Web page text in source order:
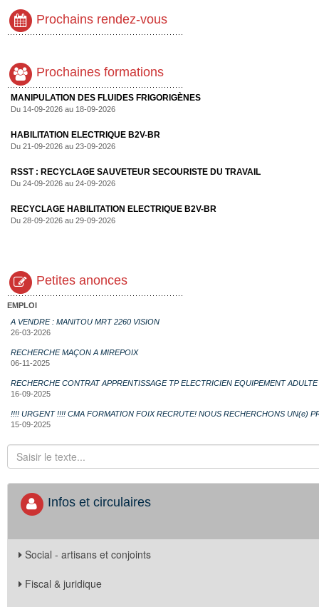
Prochains rendez-vous
Prochaines formations
MANIPULATION DES FLUIDES FRIGORIGÈNES
Du 14-09-2026 au 18-09-2026
HABILITATION ELECTRIQUE B2V-BR
Du 21-09-2026 au 23-09-2026
RSST : RECYCLAGE SAUVETEUR SECOURISTE DU TRAVAIL
Du 24-09-2026 au 24-09-2026
RECYCLAGE HABILITATION ELECTRIQUE B2V-BR
Du 28-09-2026 au 29-09-2026
Petites anonces
EMPLOI
A VENDRE : MANITOU MRT 2260 VISION
26-03-2026
RECHERCHE MAÇON A MIREPOIX
06-11-2025
RECHERCHE CONTRAT APPRENTISSAGE TP ELECTRICIEN EQUIPEMENT ADULTE
16-09-2025
!!!! URGENT !!!! CMA FORMATION FOIX RECRUTE! NOUS RECHERCHONS UN(e)
15-09-2025
Infos et circulaires
Social - artisans et conjoints
Fiscal & juridique